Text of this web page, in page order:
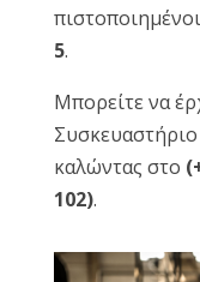
5.
Μπορείτε να
καλώντας στο
102).